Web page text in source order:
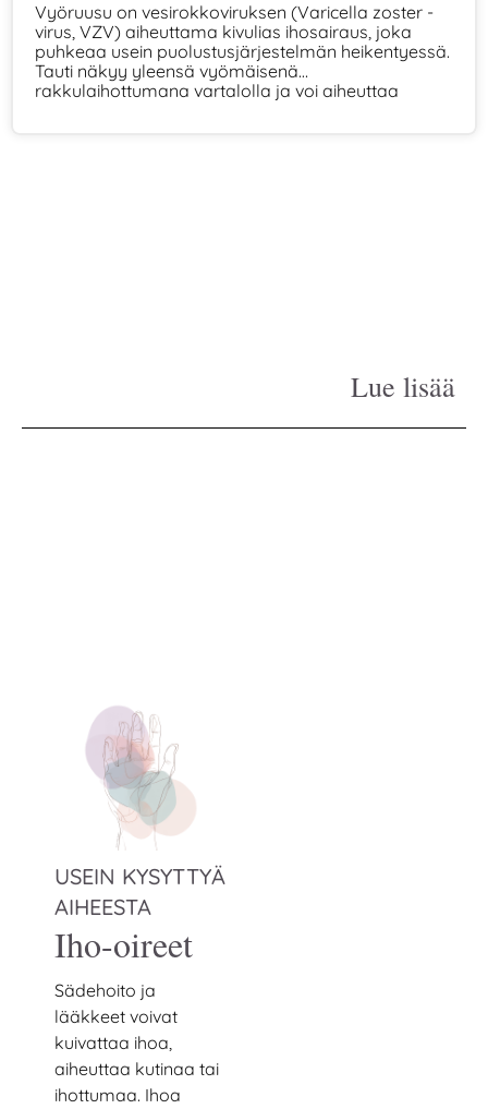
Vyöruusu on vesirokkoviruksen (Varicella zoster -
virus, VZV) aiheuttama kivulias ihosairaus, joka
puhkeaa usein puolustusjärjestelmän heikentyessä.
Tauti näkyy yleensä vyömäisenä
rakkulaihottumana vartalolla ja voi aiheuttaa
Lue lisää
USEIN KYSYTTYÄ
AIHEESTA
Iho-oireet
Sädehoito ja
lääkkeet voivat
kuivattaa ihoa,
aiheuttaa kutinaa tai
ihottumaa. Ihoa